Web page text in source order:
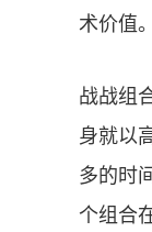
术价值。
战战组
身就以
多的时
个组合